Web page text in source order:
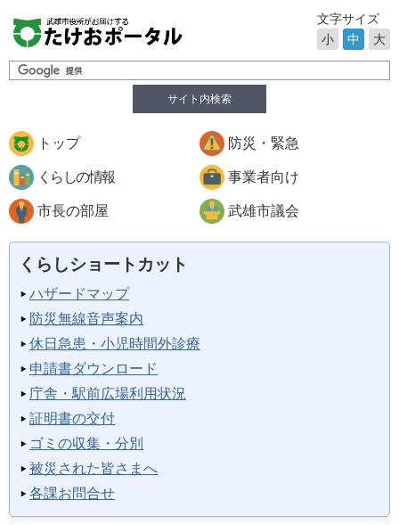
サイト内検索
文字サイズ
小
中 大
トップ 防災・緊急
くらしの情報 事業者向け
市長の部屋 武雄市議会
くらしショートカット
ハザードマップ
防災無線音声案内
休日急患・小児時間外診療
申請書ダウンロード
庁舎・駅前広場利用状況
証明書の交付
ゴミの収集・分別
被災された皆さまへ
各課お問合せ